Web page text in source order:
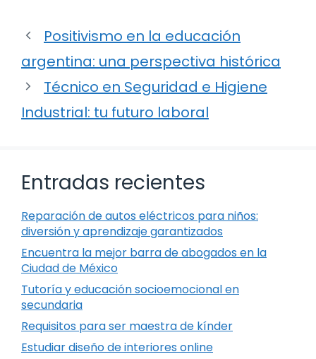
Positivismo en la educación
argentina: una perspectiva histórica
Técnico en Seguridad e Higiene
Industrial: tu futuro laboral
Entradas recientes
Reparación de autos eléctricos para niños:
diversión y aprendizaje garantizados
Encuentra la mejor barra de abogados en la
Ciudad de México
Tutoría y educación socioemocional en
secundaria
Requisitos para ser maestra de kínder
Estudiar diseño de interiores online